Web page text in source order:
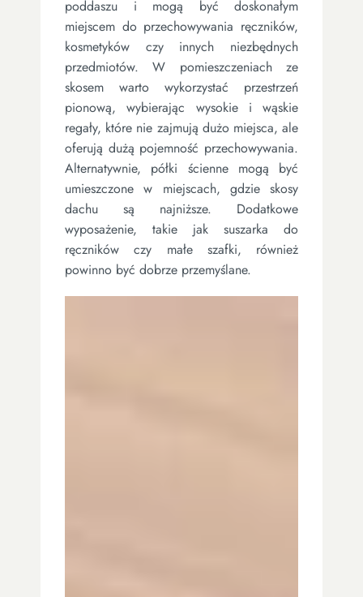
poddaszu i mogą być doskonałym
miejscem do przechowywania ręczników,
kosmetyków czy innych niezbędnych
przedmiotów. W pomieszczeniach ze
skosem warto wykorzystać przestrzeń
pionową, wybierając wysokie i wąskie
regały, które nie zajmują dużo miejsca, ale
oferują dużą pojemność przechowywania.
Alternatywnie, półki ścienne mogą być
umieszczone w miejscach, gdzie skosy
dachu są najniższe. Dodatkowe
wyposażenie, takie jak suszarka do
ręczników czy małe szafki, również
powinno być dobrze przemyślane.